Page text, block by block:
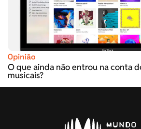
Opinião
O que ainda não entrou na conta
musicais?